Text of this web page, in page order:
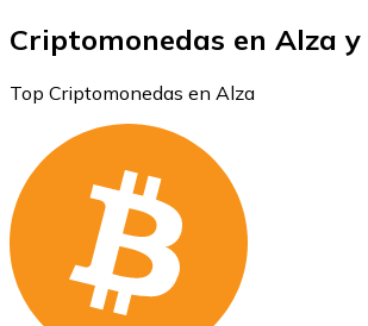
Criptomonedas en Alza
Top Criptomonedas en Alza